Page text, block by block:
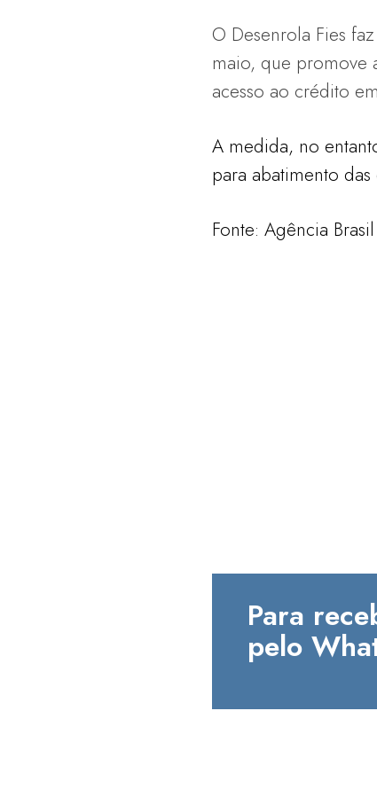
O Desenrola Fies
maio, que promove
acesso ao crédito
A medida, no
para abatimento
Fonte: Agência Brasil
Para
pelo